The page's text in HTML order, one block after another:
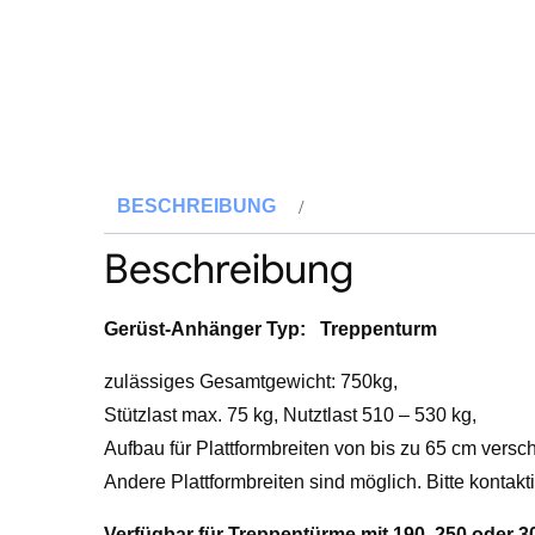
BESCHREIBUNG
Beschreibung
Gerüst-Anhänger Typ: Treppenturm
zulässiges Gesamtgewicht: 750kg,
Stützlast max. 75 kg, Nutztlast 510 – 530 kg,
Aufbau für Plattformbreiten von bis zu 65 cm
Andere Plattformbreiten sind möglich. Bitte